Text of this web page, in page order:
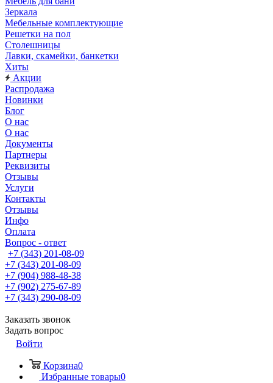
Зеркала
Мебельные комплектующие
Решетки на пол
Столешницы
Лавки, скамейки, банкетки
Хиты
Акции
Распродажа
Новинки
Блог
О нас
О нас
Документы
Партнеры
Реквизиты
Отзывы
Услуги
Контакты
Отзывы
Инфо
Оплата
Вопрос - ответ
+7 (343) 201-08-09
+7 (343) 201-08-09
+7 (904) 988-48-38
+7 (902) 275-67-89
+7 (343) 290-08-09
Заказать звонок
Задать вопрос
Войти
Корзина0
Избранные товары0